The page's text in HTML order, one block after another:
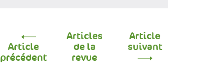
Article
précédent
Articles
de la
revue
Article
suivant